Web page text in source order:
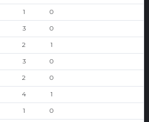
1 0
3 0
2 1
3 0
2 0
4 1
1 0